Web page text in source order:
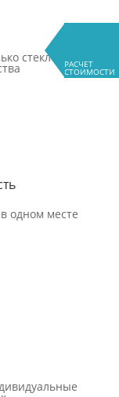
РАСЧЕТ
СТОИМОСТИ
стекло и
одном месте